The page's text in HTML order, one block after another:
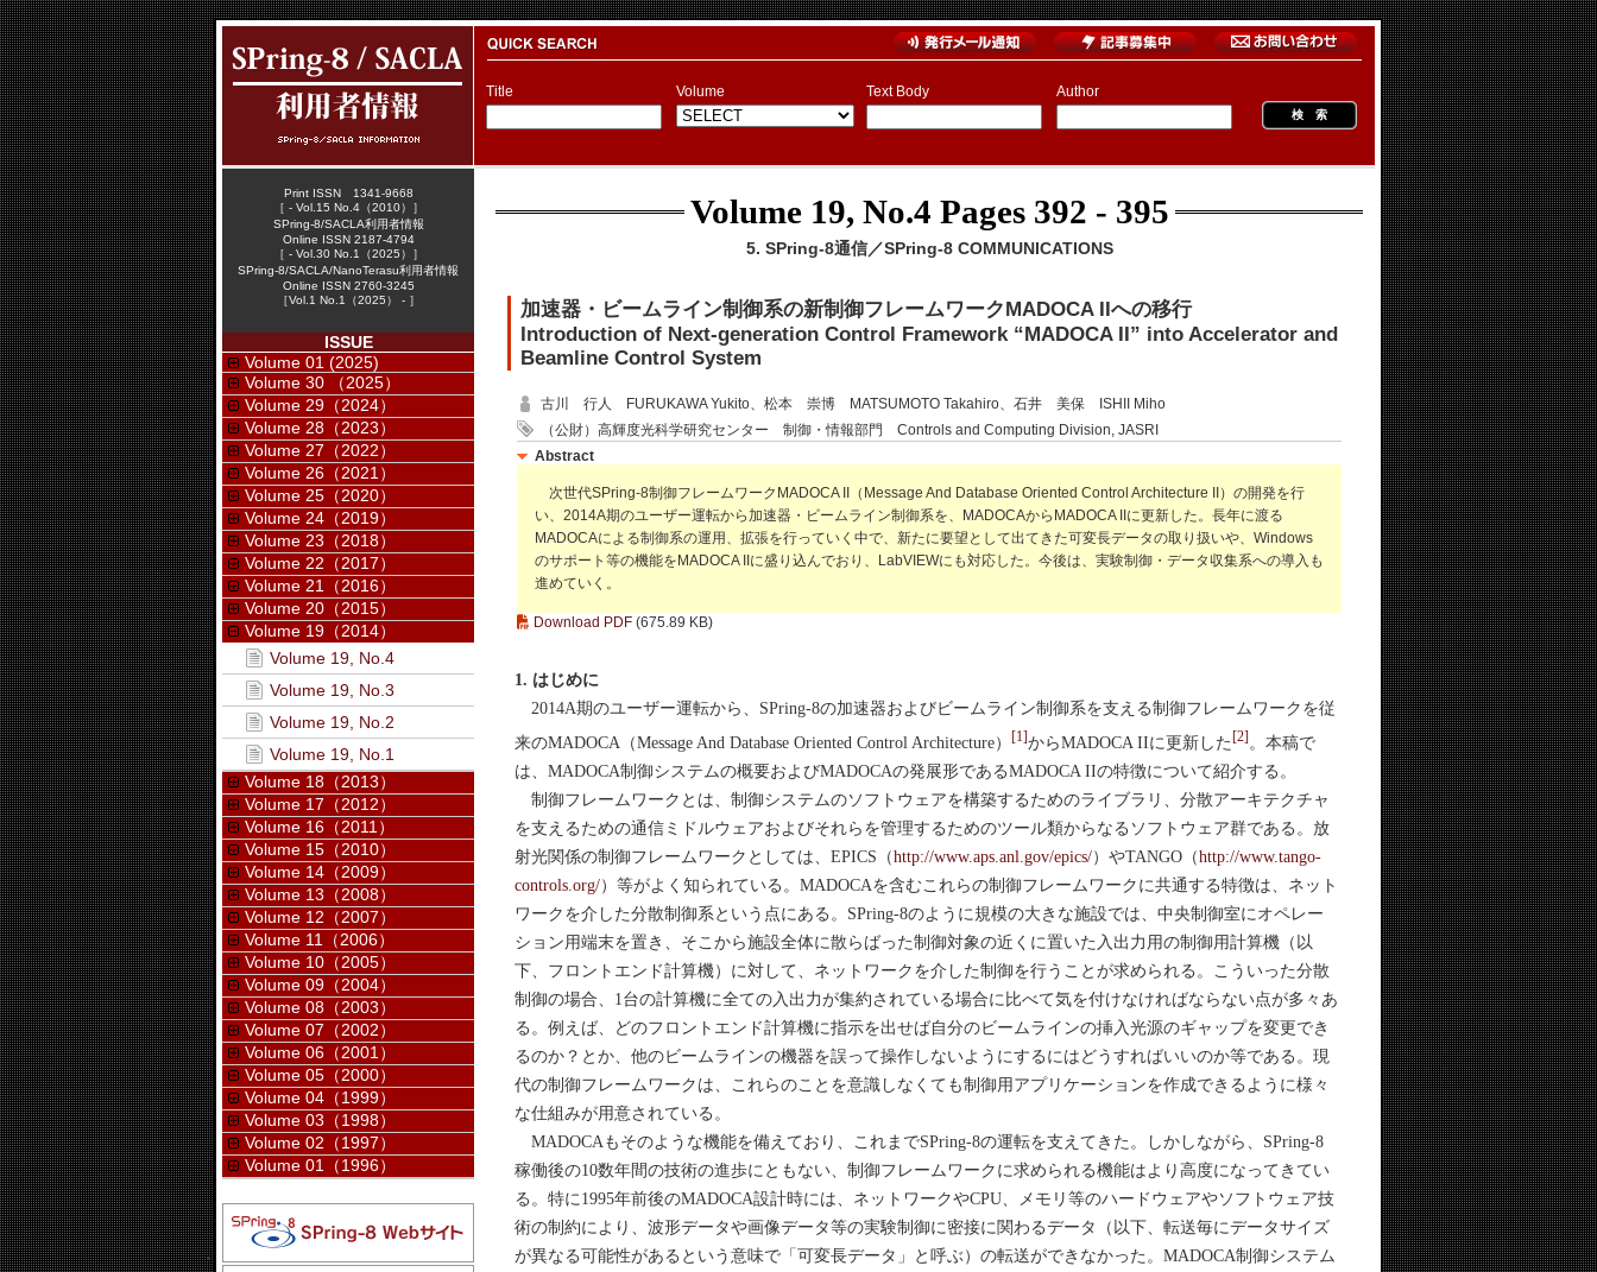
Title Volume Text Body Author
Volume 19, No.4 Pages 392 - 395
5. SPring-8通信／SPring-8 COMMUNICATIONS
加速器・ビームライン制御系の新制御フレームワークMADOCA IIへの移行
Introduction of Next-generation Control Framework “MADOCA II” into Accelerator and
Beamline Control System
古川 行人 FURUKAWA Yukito、松本 崇博 MATSUMOTO Takahiro、石井 美保 ISHII Miho
（公財）高輝度光科学研究センター 制御・情報部門 Controls and Computing Division, JASRI
Abstract
次世代SPring-8制御フレームワークMADOCA II（Message And Database Oriented Control Architecture II）の開発を行
い、2014A期のユーザー運転から加速器・ビームライン制御系を、MADOCAからMADOCA IIに更新した。長年に渡る
MADOCAによる制御系の運用、拡張を行っていく中で、新たに要望として出てきた可変長データの取り扱いや、Windows
のサポート等の機能をMADOCA IIに盛り込んでおり、LabVIEWにも対応した。今後は、実験制御・データ収集系への導入も
進めていく。
Download PDF (675.89 KB)
1. はじめに
2014A期のユーザー運転から、SPring-8の加速器およびビームライン制御系を支える制御フレームワークを従
来のMADOCA（Message And Database Oriented Control Architecture）
[1]からMADOCA IIに更新した [2] 。本稿で
は、MADOCA制御システムの概要およびMADOCAの発展形であるMADOCA IIの特徴について紹介する。
制御フレームワークとは、制御システムのソフトウェアを構築するためのライブラリ、分散アーキテクチャ
を支えるための通信ミドルウェアおよびそれらを管理するためのツール類からなるソフトウェア群である。放
射光関係の制御フレームワークとしては、EPICS（http://www.aps.anl.gov/epics/）やTANGO（http://www.tango-
controls.org/）等がよく知られている。MADOCAを含むこれらの制御フレームワークに共通する特徴は、ネット
ワークを介した分散制御系という点にある。SPring-8のように規模の大きな施設では、中央制御室にオペレー
ション用端末を置き、そこから施設全体に散らばった制御対象の近くに置いた入出力用の制御用計算機（以
下、フロントエンド計算機）に対して、ネットワークを介した制御を行うことが求められる。こういった分散
制御の場合、1台の計算機に全ての入出力が集約されている場合に比べて気を付けなければならない点が多々あ
る。例えば、どのフロントエンド計算機に指示を出せば自分のビームラインの挿入光源のギャップを変更でき
るのか？とか、他のビームラインの機器を誤って操作しないようにするにはどうすればいいのか等である。現
代の制御フレームワークは、これらのことを意識しなくても制御用アプリケーションを作成できるように様々
な仕組みが用意されている。
MADOCAもそのような機能を備えており、これまでSPring-8の運転を支えてきた。しかしながら、SPring-8
稼働後の10数年間の技術の進歩にともない、制御フレームワークに求められる機能はより高度になってきてい
る。特に1995年前後のMADOCA設計時には、ネットワークやCPU、メモリ等のハードウェアやソフトウェア技
術の制約により、波形データや画像データ等の実験制御に密接に関わるデータ（以下、転送毎にデータサイズ
が異なる可能性があるという意味で「可変長データ」と呼ぶ）の転送ができなかった。MADOCA制御システム
Print ISSN 1341-9668
［ - Vol.15 No.4（2010）］
SPring-8/SACLA利用者情報
Online ISSN 2187-4794
［ - Vol.30 No.1（2025）］
SPring-8/SACLA/NanoTerasu利用者情報
Online ISSN 2760-3245
［Vol.1 No.1（2025） - ］
ISSUE
Volume 01 (2025)
Volume 30 （2025）
Volume 29（2024）
Volume 28（2023）
Volume 27（2022）
Volume 26（2021）
Volume 25（2020）
Volume 24（2019）
Volume 23（2018）
Volume 22（2017）
Volume 21（2016）
Volume 20（2015）
Volume 19（2014）
Volume 19, No.4
Volume 19, No.3
Volume 19, No.2
Volume 19, No.1
Volume 18（2013）
Volume 17（2012）
Volume 16（2011）
Volume 15（2010）
Volume 14（2009）
Volume 13（2008）
Volume 12（2007）
Volume 11（2006）
Volume 10（2005）
Volume 09（2004）
Volume 08（2003）
Volume 07（2002）
Volume 06（2001）
Volume 05（2000）
Volume 04（1999）
Volume 03（1998）
Volume 02（1997）
Volume 01（1996）